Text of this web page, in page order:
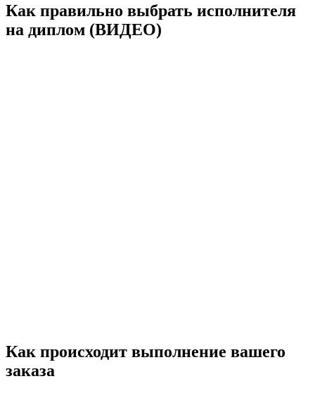
Как правильно выбрать исполнителя
на диплом (ВИДЕО)
Как происходит выполнение вашего
заказа